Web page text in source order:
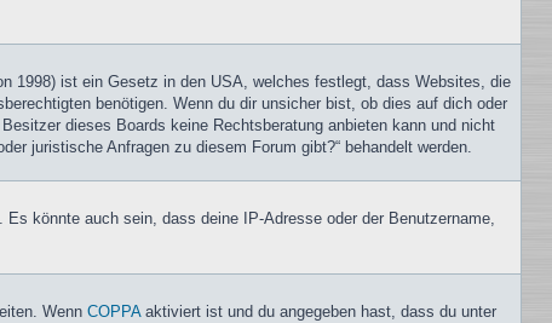
1998) ist ein Gesetz in den USA, welches festlegt, dass Websites, die
benötigen. Wenn du dir unsicher bist, ob dies auf dich oder
dieses Boards keine Rechtsberatung anbieten kann und nicht
juristische Anfragen zu diesem Forum gibt?“ behandelt werden.
könnte auch sein, dass deine IP-Adresse oder der Benutzername,
Wenn COPPAaktiviert ist und du angegeben hast, dass du unter